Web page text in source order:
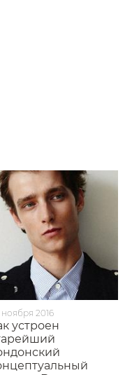
2016
устроен